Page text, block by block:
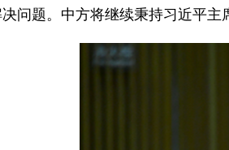
问题。中方将继续秉持习近平主